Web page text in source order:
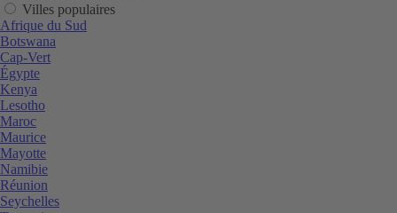
Villes populaires
Afrique du Sud
Botswana
Cap-Vert
Égypte
Kenya
Lesotho
Maroc
Maurice
Mayotte
Namibie
Réunion
Seychelles